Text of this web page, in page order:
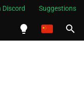
Discord Suggestions